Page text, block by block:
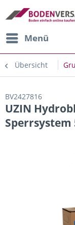
Menü
Übersicht
BV2427816
UZIN
Sperrsystem